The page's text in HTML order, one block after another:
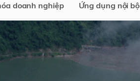
doanh nghiệp Ứng dụng nội bộ